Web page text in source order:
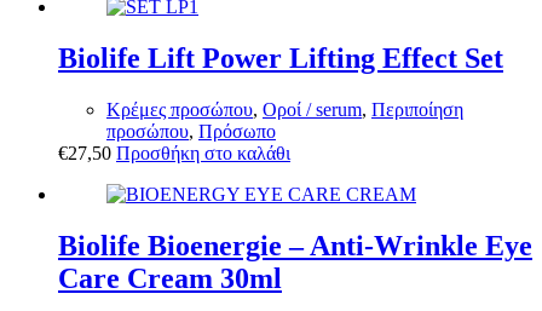
επιλεγούν
σελίδα
προϊόντος
Biolife Lift Power Lifting Effect Set
Κρέμες προσώπου, Οροί / serum, Περιποίηση
προσώπου, Πρόσωπο
€27,50 Προσθήκη στο καλάθι
Biolife Bioenergie – Anti-Wrinkle Eye
Care Cream 30ml